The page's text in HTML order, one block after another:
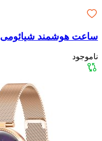
ساعت هوشمند شیائومی Watch S4
ناموجود